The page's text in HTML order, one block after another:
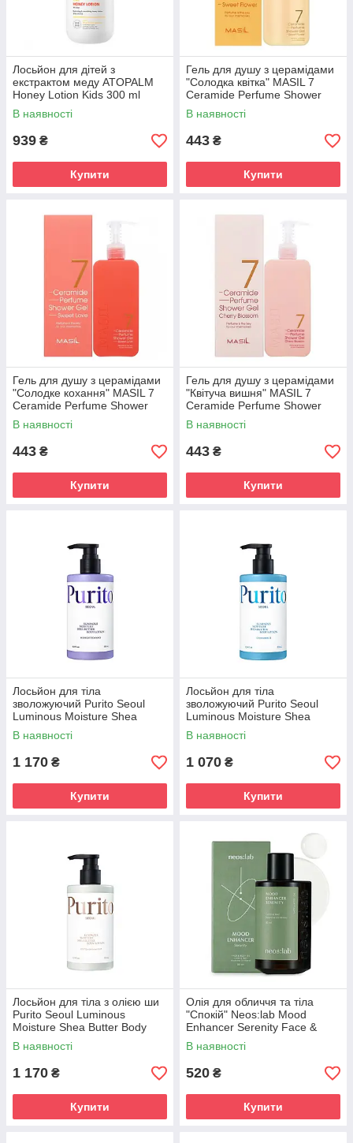
Лосьйон для дітей з
екстрактом меду ATOPALM
Honey Lotion Kids 300 ml
В наявності
939 ₴
Купити
Гель для душу з церамідами
"Солодка квітка" MASIL 7
Ceramide Perfume Shower
Gel Sweet Flower 300ml
В наявності
443 ₴
Купити
Гель для душу з церамідами
"Солодке кохання" MASIL 7
Ceramide Perfume Shower
Gel Sweet Love 300ml
В наявності
443 ₴
Купити
Гель для душу з церамідами
"Квітуча вишня" MASIL 7
Ceramide Perfume Shower
Gel Cherry Blossom 300ml
В наявності
443 ₴
Купити
Лосьйон для тіла
зволожуючий Purito Seoul
Luminous Moisture Shea
Butter Body Lotion Midnight
300ml
В наявності
1 170 ₴
Купити
Лосьйон для тіла
зволожуючий Purito Seoul
Luminous Moisture Shea
Butter Body Lotion Ocean
Breeze 300ml
В наявності
1 070 ₴
Купити
Лосьйон для тіла з олією ши
Purito Seoul Luminous
Moisture Shea Butter Body
Lotion Cotton 300ml
В наявності
1 170 ₴
Купити
Олія для обличчя та тіла
"Спокій" Neos:lab Mood
Enhancer Serenity Face &
Body Oil 80ml
В наявності
520 ₴
Купити